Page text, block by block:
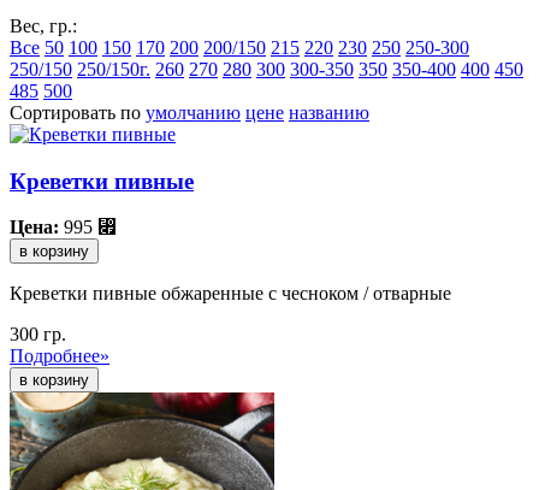
Вес, гр.:
Все 50 100 150 170 200 200/150 215 220 230 250 250-300
250/150 250/150г. 260 270 280 300 300-350 350 350-400 400 450
485 500
Сортировать по умолчанию цене названию
Креветки пивные
Цена: 995 ⃏
в корзину
Креветки пивные обжаренные с чесноком / отварные
300 гр.
Подробнее»